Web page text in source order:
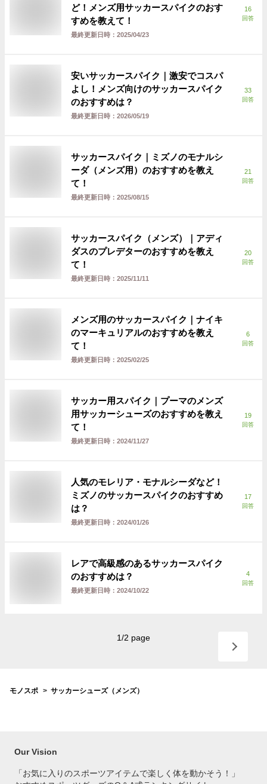
ど！メンズ用サッカースパイクのおす
すめを教えて！
最終更新日時： 2025/04/23
16
回答
安いサッカースパイク｜激安でコスパ
よし！メンズ向けのサッカースパイク
のおすすめは？
最終更新日時： 2026/05/19
33
回答
サッカースパイク｜ミズノのモナルシ
ーダ（メンズ用）のおすすめを教え
て！
最終更新日時： 2025/08/15
21
回答
サッカースパイク（メンズ）｜アディ
ダスのプレデターのおすすめを教え
て！
最終更新日時： 2025/11/11
20
回答
メンズ用のサッカースパイク｜ナイキ
のマーキュリアルのおすすめを教え
て！
最終更新日時： 2025/02/25
6
回答
サッカー用スパイク｜プーマのメンズ
用サッカーシューズのおすすめを教え
て！
最終更新日時： 2024/11/27
19
回答
人気のモレリア・モナルシーダなど！
ミズノのサッカースパイクのおすすめ
は？
最終更新日時： 2024/01/26
17
回答
レアで高級感のあるサッカースパイク
のおすすめは？
最終更新日時： 2024/10/22
4
回答
1/2 page
モノスポ サッカーシューズ（メンズ）
Our Vision
「お気に入りのスポーツアイテムで楽しく体を動かそう！」